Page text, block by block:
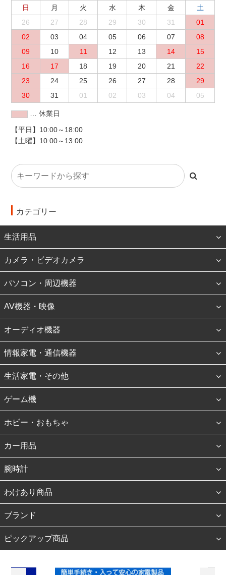
日
月 火 水 木 金
土
26
27 28 29 30 31
01
02
03 04 05 06 07
08
09
10 11 12 13 14
15
16
17 18 19 20 21
22
23
24 25 26 27 28
29
30
31 01 02 03 04 05
… 休業日
【平日】10:00～18:00
【土曜】10:00～13:00
カテゴリー
生活用品
カメラ・ビデオカメラ
パソコン・周辺機器
AV機器・映像
オーディオ機器
情報家電・通信機器
生活家電・その他
ゲーム機
ホビー・おもちゃ
カー用品
腕時計
わけあり商品
ブランド
ピックアップ商品